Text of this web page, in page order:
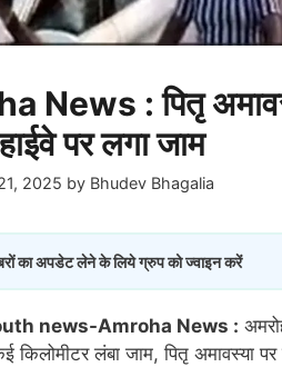
News : पितृ
पर लगा जाम
2025 by Bhudev Bhagalia
का अपडेट लेने के लिये ग्रुप को ज्वाइन करें
news-Amroha News :
किलोमीटर लंबा जाम, पितृ अमावस्या